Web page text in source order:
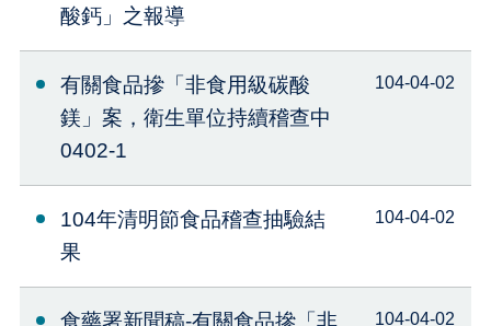
酸鈣」之報導
有關食品摻「非食用級碳酸
鎂」案，衛生單位持續稽查中
0402-1
104-04-02
104年清明節食品稽查抽驗結
果
104-04-02
食藥署新聞稿-有關食品摻「非
104-04-02